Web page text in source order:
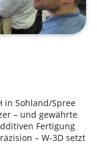
in Sohland/Spree
– und gewährte
Fertigung
– W-3D setzt